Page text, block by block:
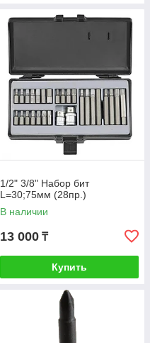
1/2" 3/8" Набор бит
L=30;75мм (28пр.)
В наличии
13 000 ₸
Купить